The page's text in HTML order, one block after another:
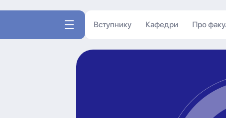
Вступнику Кафедри Про